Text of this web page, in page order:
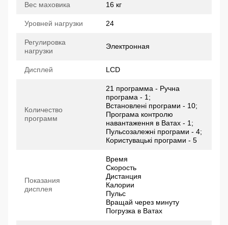
Вес маховика 16 кг
Уровней нагрузки 24
Регулировка
нагрузки
Электронная
Дисплей LCD
Количество
программ
21 программа - Ручна
програма - 1;
Встановлені програми - 10;
Програма контролю
навантаження в Ватах - 1;
Пульсозалежні програми - 4;
Користувацькі програми - 5
Показания
дисплея
Время
Скорость
Дистанция
Калории
Пульс
Вращай через минуту
Погрузка в Ватах